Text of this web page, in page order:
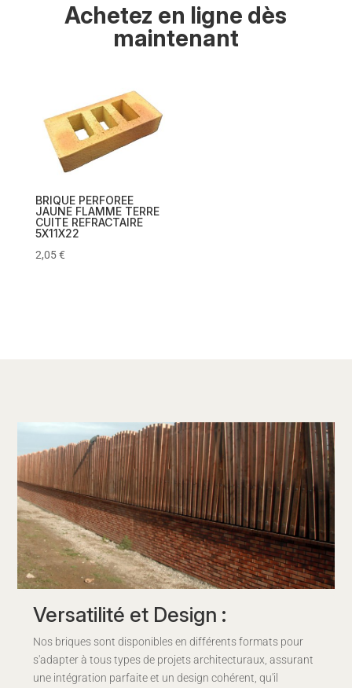
Achetez en ligne dès
maintenant
BRIQUE PERFOREE
JAUNE FLAMME TERRE
CUITE REFRACTAIRE
5X11X22
2,05€
Versatilité et Design :
Nos briques sont disponibles en différents formats pour
s'adapter à tous types de projets architecturaux, assurant
une intégration parfaite et un design cohérent, qu'il